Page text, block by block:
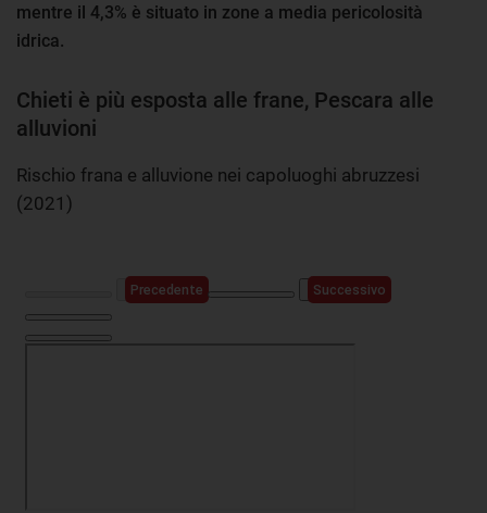
mentre il 4,3% è situato in zone a media pericolosità
idrica.
Chieti è più esposta alle frane, Pescara alle
alluvioni
Rischio frana e alluvione nei capoluoghi abruzzesi
(2021)